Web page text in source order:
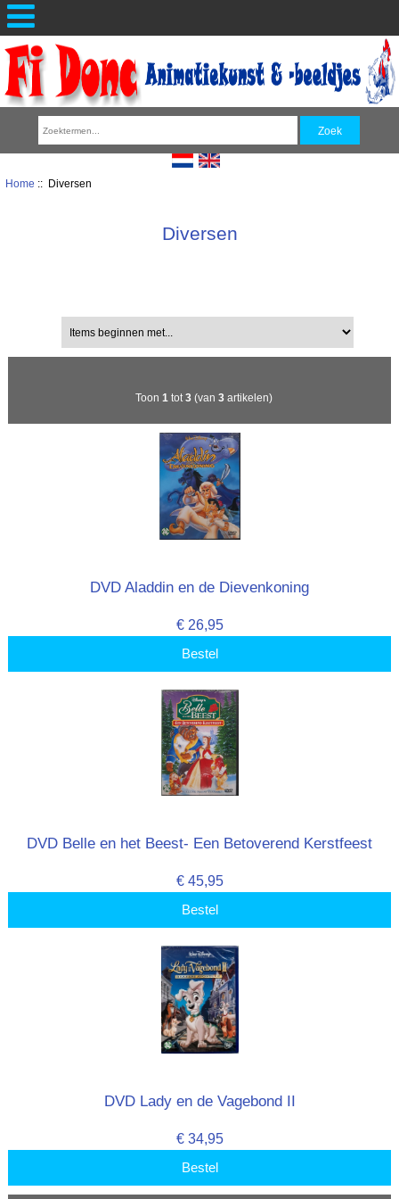
Home :: Diversen
Diversen
Items beginnen met...
Toon 1 tot 3 (van 3 artikelen)
DVD Aladdin en de Dievenkoning
€ 26,95
Bestel
DVD Belle en het Beest- Een Betoverend Kerstfeest
€ 45,95
Bestel
DVD Lady en de Vagebond II
€ 34,95
Bestel